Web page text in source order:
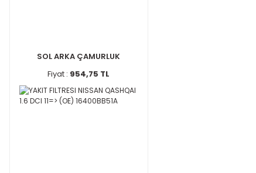
SOL ARKA ÇAMURLUK
Fiyat : 954,75 TL